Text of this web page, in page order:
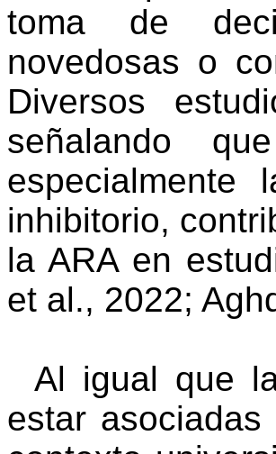
toma de
novedosas o
Diversos
señalando
inhibitorio,
la ARA en
et al., 2022;
Al igual que
estar